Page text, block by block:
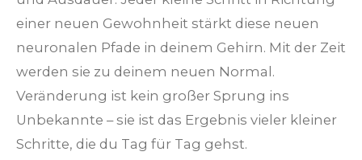
einer neuen Gewohnheit stärkt diese neuen
neuronalen Pfade in deinem Gehirn. Mit der Zeit
werden sie zu deinem neuen Normal.
Veränderung ist kein großer Sprung ins
Unbekannte – sie ist das Ergebnis vieler kleiner
Schritte, die du Tag für Tag gehst.